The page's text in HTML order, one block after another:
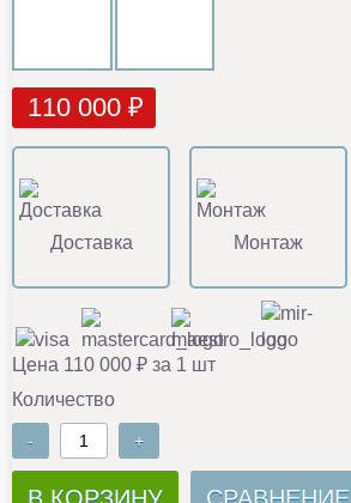
110 000 ₽
Доставка Монтаж
Цена 110 000 ₽ за 1 шт
Количество
- +
В КОРЗИНУ СРАВНЕНИЕ